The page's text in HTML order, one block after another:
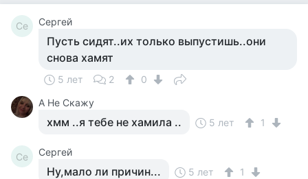
Се Сергей
Пусть сидят..их только выпустишь..они
снова хамят
5 лет 2
0
А Не Скажу
хмм ..я тебе не хамила .. 5 лет 1
Се Сергей
Ну,мало ли причин... 5 лет 1